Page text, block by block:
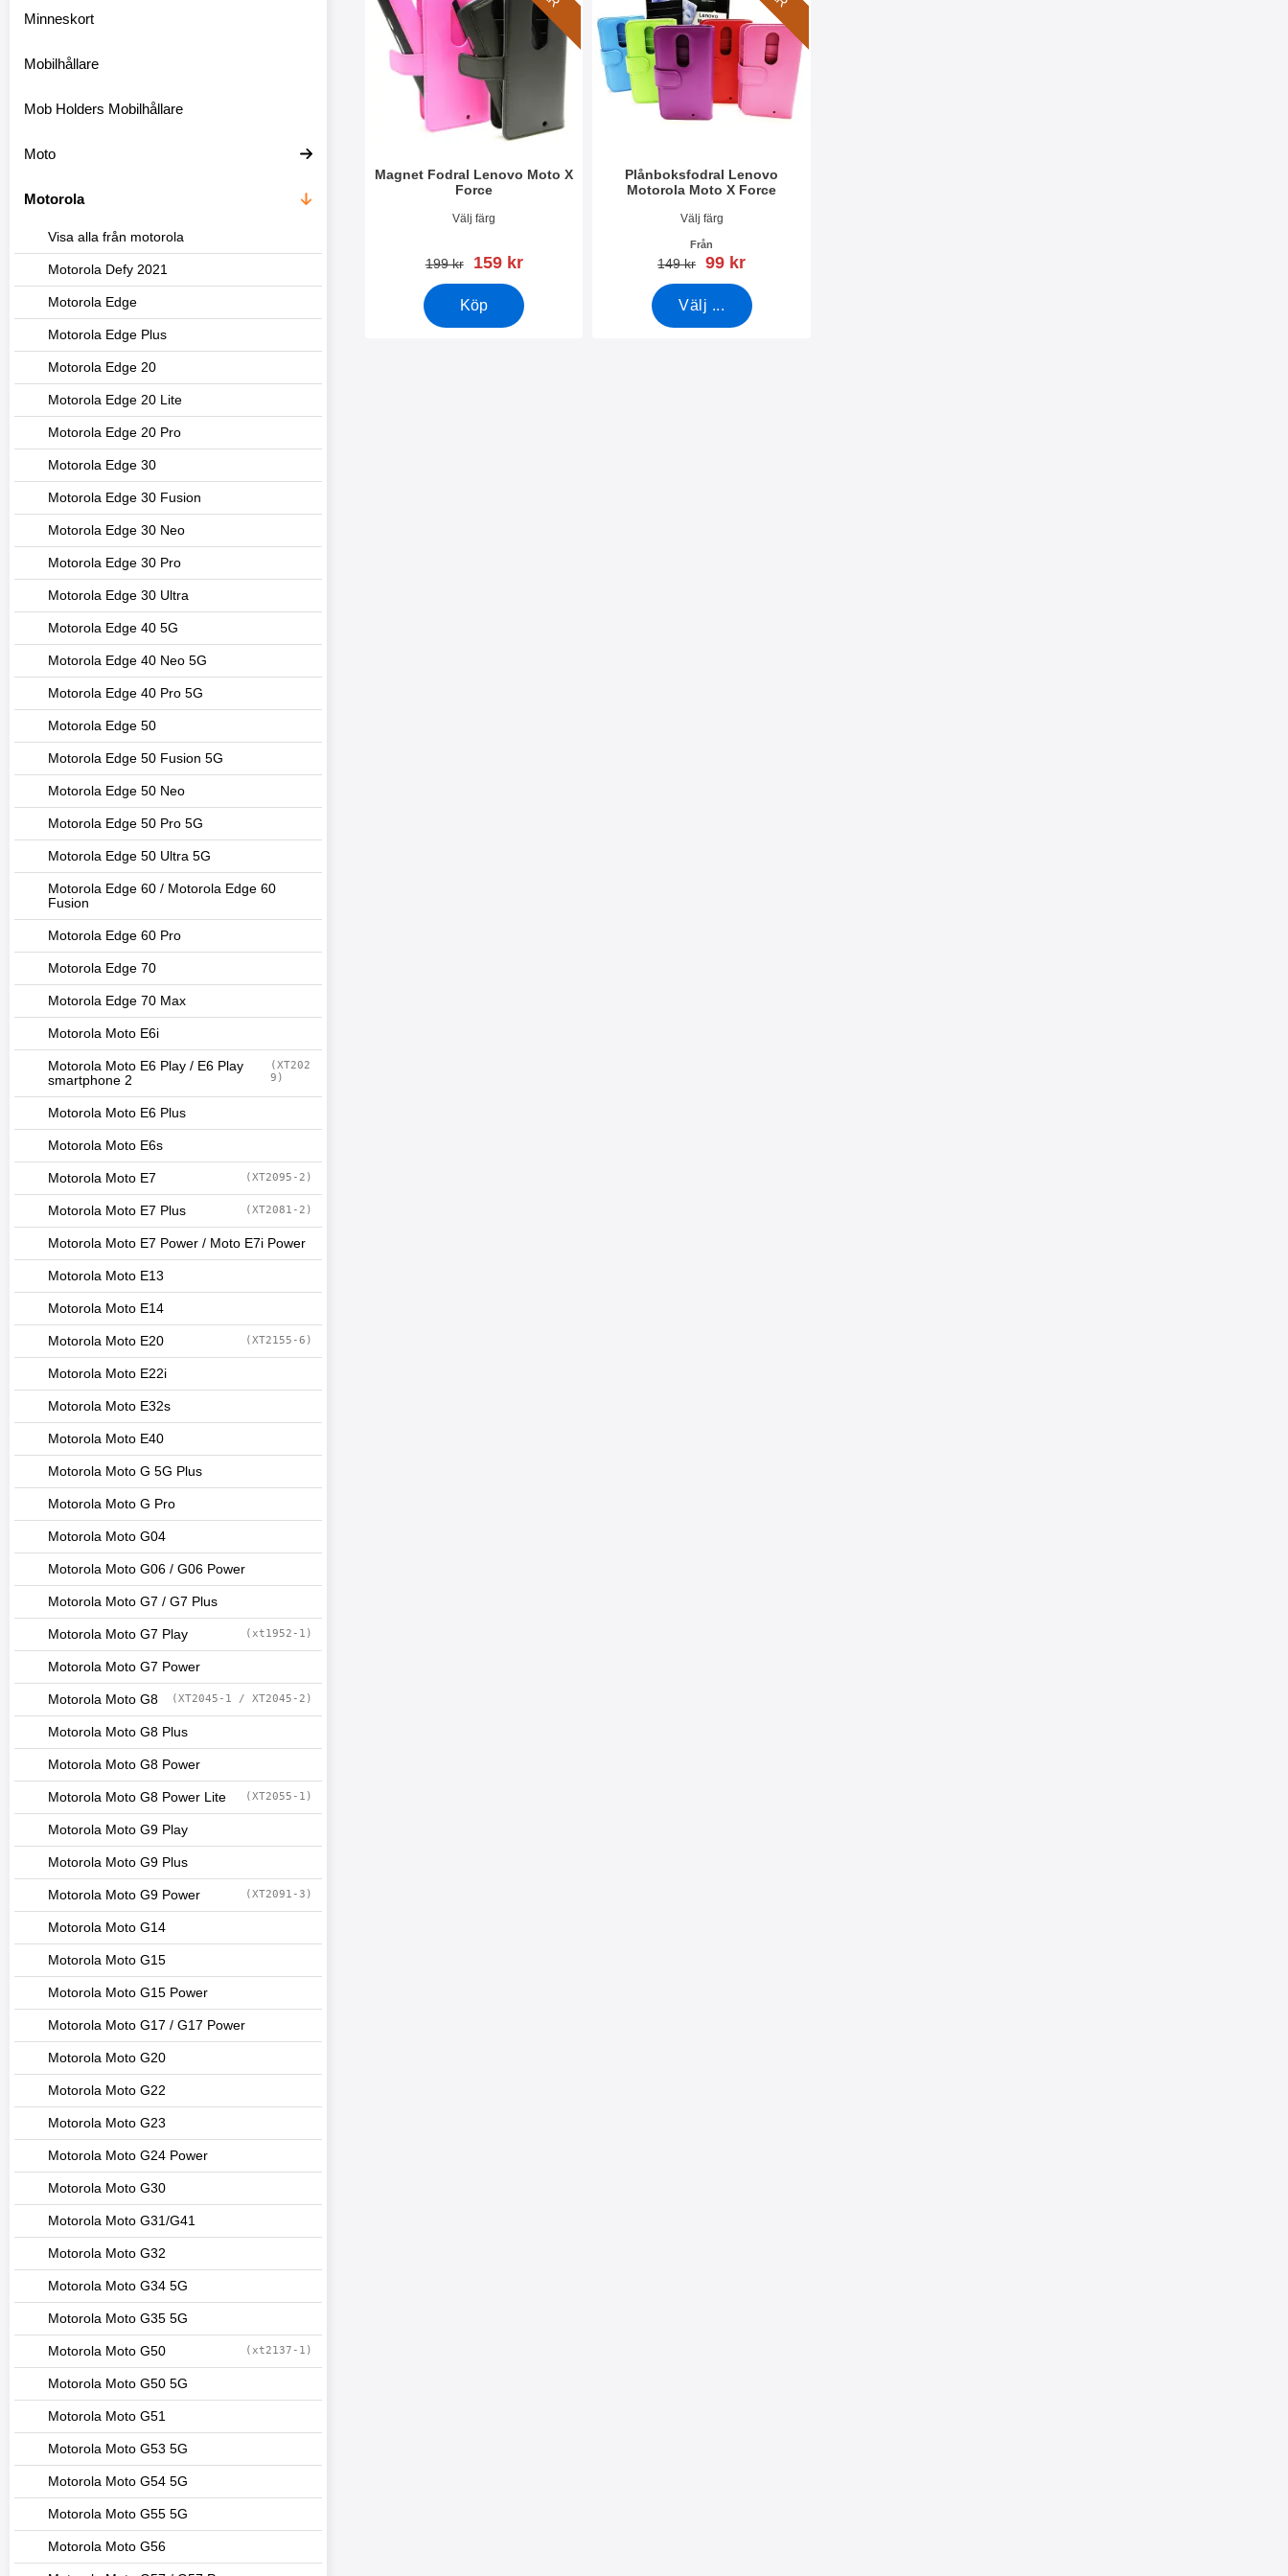
Minneskort
Mobilhållare
Mob Holders Mobilhållare
Moto
Motorola
Visa alla från motorola
Motorola Defy 2021
Motorola Edge
Motorola Edge Plus
Motorola Edge 20
Motorola Edge 20 Lite
Motorola Edge 20 Pro
Motorola Edge 30
Motorola Edge 30 Fusion
Motorola Edge 30 Neo
Motorola Edge 30 Pro
Motorola Edge 30 Ultra
Motorola Edge 40 5G
Motorola Edge 40 Neo 5G
Motorola Edge 40 Pro 5G
Motorola Edge 50
Motorola Edge 50 Fusion 5G
Motorola Edge 50 Neo
Motorola Edge 50 Pro 5G
Motorola Edge 50 Ultra 5G
Motorola Edge 60 / Motorola Edge 60
Fusion
Motorola Edge 60 Pro
Motorola Edge 70
Motorola Edge 70 Max
Motorola Moto E6i
Motorola Moto E6 Play / E6 Play
smartphone 2
(XT202
9)
Motorola Moto E6 Plus
Motorola Moto E6s
Motorola Moto E7 (XT2095-2)
Motorola Moto E7 Plus (XT2081-2)
Motorola Moto E7 Power / Moto E7i Power
Motorola Moto E13
Motorola Moto E14
Motorola Moto E20 (XT2155-6)
Motorola Moto E22i
Motorola Moto E32s
Motorola Moto E40
Motorola Moto G 5G Plus
Motorola Moto G Pro
Motorola Moto G04
Motorola Moto G06 / G06 Power
Motorola Moto G7 / G7 Plus
Motorola Moto G7 Play (xt1952-1)
Motorola Moto G7 Power
Motorola Moto G8 (XT2045-1 / XT2045-2)
Motorola Moto G8 Plus
Motorola Moto G8 Power
Motorola Moto G8 Power Lite (XT2055-1)
Motorola Moto G9 Play
Motorola Moto G9 Plus
Motorola Moto G9 Power (XT2091-3)
Motorola Moto G14
Motorola Moto G15
Motorola Moto G15 Power
Motorola Moto G17 / G17 Power
Motorola Moto G20
Motorola Moto G22
Motorola Moto G23
Motorola Moto G24 Power
Motorola Moto G30
Motorola Moto G31/G41
Motorola Moto G32
Motorola Moto G34 5G
Motorola Moto G35 5G
Motorola Moto G50 (xt2137-1)
Motorola Moto G50 5G
Motorola Moto G51
Motorola Moto G53 5G
Motorola Moto G54 5G
Motorola Moto G55 5G
Motorola Moto G56
Magnet Fodral Lenovo Moto X
Force
Art. nr 22215Välj färg
tidigare pris
199 kr rea pris
159 kr
Köp
Plånboksfodral Lenovo
Motorola Moto X Force
Art. nr 21276Välj färg
Från
tidigare pris
149 kr rea pris
99 kr
Välj ...